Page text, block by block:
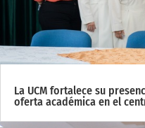
La UCM fortalece su
oferta académica en el